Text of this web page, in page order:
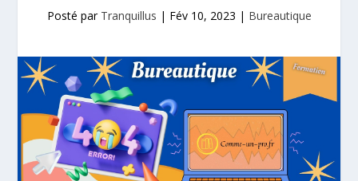
Posté par Tranquillus | Fév 10, 2023 | Bureautique